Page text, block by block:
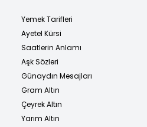
Yemek Tarifleri
Ayetel Kürsi
Saatlerin Anlamı
Aşk Sözleri
Günaydın Mesajları
Gram Altın
Çeyrek Altın
Yarım Altın